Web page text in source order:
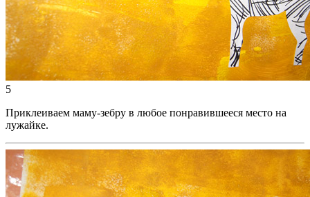
5
Приклеиваем маму-зебру в любое понравившееся место на
лужайке.